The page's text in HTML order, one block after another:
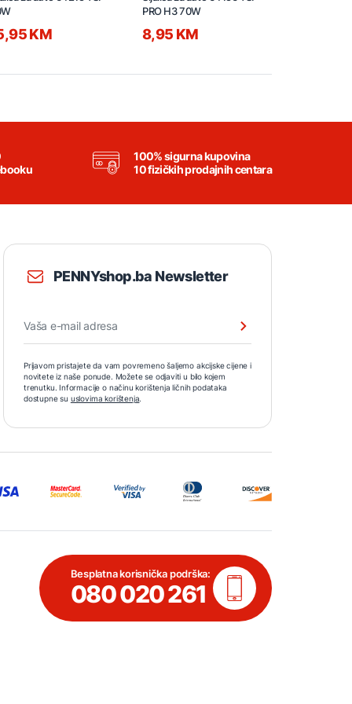
KM
PRO H3 70W
8,95 KM
100% sigurna kupovina
10 fizičkih prodajnih centara
PENNYshop.ba Newsletter
Prijavom pristajete da vam povremeno šaljemo akcijske cijene i
novitete iz naše ponude. Možete se odjaviti u bilo kojem
trenutku. Informacije o načinu korištenja ličnih podataka
dostupne su uslovima korištenja.
Besplatna korisnička podrška:
080 020 261